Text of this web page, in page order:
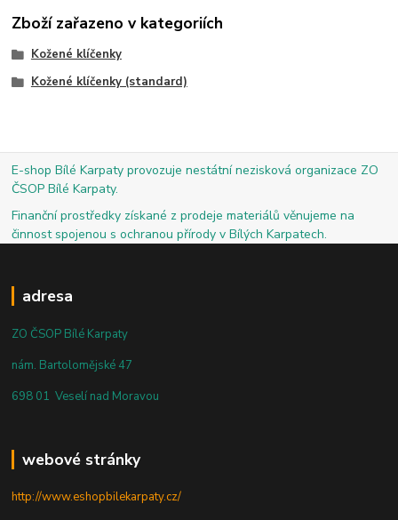
Zboží zařazeno v kategoriích
Kožené klíčenky
Kožené klíčenky (standard)
E-shop Bílé Karpaty provozuje nestátní nezisková organizace ZO
ČSOP Bílé Karpaty.
Finanční prostředky získané z prodeje materiálů věnujeme na
činnost spojenou s ochranou přírody v Bílých Karpatech.
adresa
ZO ČSOP Bílé Karpaty
nám. Bartolomějské 47
698 01 Veselí nad Moravou
webové stránky
http://www.eshopbilekarpaty.cz/